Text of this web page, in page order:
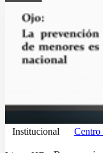
Institucional Centro